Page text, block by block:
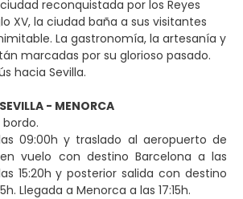
reconquistada por los Reyes
XV, la ciudad baña a sus visitantes
La gastronomía, la artesanía y
marcadas por su glorioso pasado.
hacia Sevilla.
- MENORCA
09:00h y traslado al aeropuerto de
vuelo con destino Barcelona a las
15:20h y posterior salida con destino
Llegada a Menorca a las 17:15h.